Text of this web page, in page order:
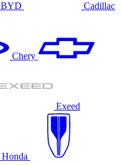
BYD Cadillac
Chery
Exeed
Honda